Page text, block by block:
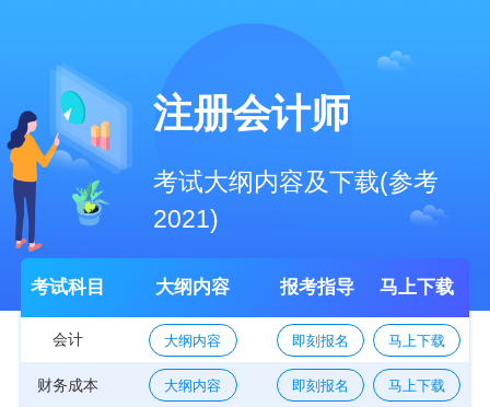
注册会计师
考试大纲内容及下载(参考
2021)
考试科目 大纲内容 报考指导 马上下载
会计 大纲内容 即刻报名 马上下载
财务成本 大纲内容 即刻报名 马上下载